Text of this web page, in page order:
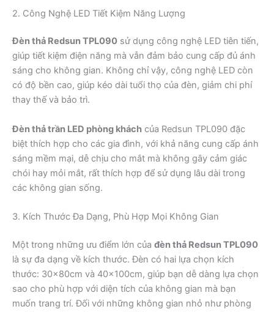
2. Công Nghệ LED Tiết Kiệm Năng Lượng
Đèn thả Redsun TPL090 sử dụng công nghệ LED tiên tiến,
giúp tiết kiệm điện năng mà vẫn đảm bảo cung cấp đủ ánh
sáng cho không gian. Không chỉ vậy, công nghệ LED còn
có độ bền cao, giúp kéo dài tuổi thọ của đèn, giảm chi phí
thay thế và bảo trì.
Đèn thả trần LED phòng khách của Redsun TPL090 đặc
biệt thích hợp cho các gia đình, với khả năng cung cấp ánh
sáng mềm mại, dễ chịu cho mắt mà không gây cảm giác
chói hay mỏi mắt, rất thích hợp để sử dụng lâu dài trong
các không gian sống.
3. Kích Thước Đa Dạng, Phù Hợp Mọi Không Gian
Một trong những ưu điểm lớn của đèn thả Redsun TPL090
là sự đa dạng về kích thước. Đèn có hai lựa chọn kích
thước: 30x80cm và 40x100cm, giúp bạn dễ dàng lựa chọn
sao cho phù hợp với diện tích của không gian mà bạn
muốn trang trí. Đối với những không gian nhỏ như phòng